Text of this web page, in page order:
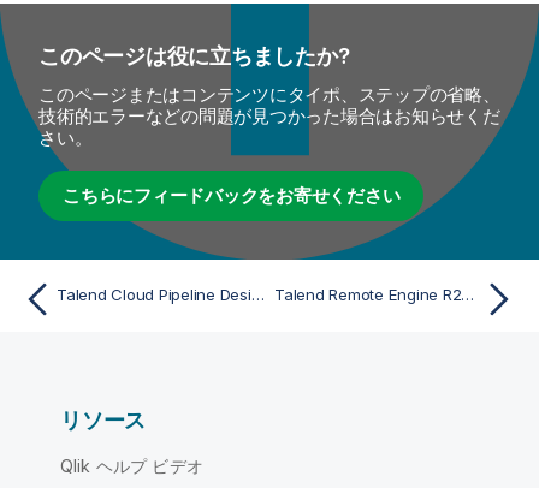
このページは役に立ちましたか?
このページまたはコンテンツにタイポ、ステップの省略、
技術的エラーなどの問題が見つかった場合はお知らせくだ
さい。
こちらにフィードバックをお寄せください
Talend Cloud Pipeline Designer R2022-12の新機能 Talend Remote Engine R2022-12の新機能
リソース
Qlik ヘルプ ビデオ